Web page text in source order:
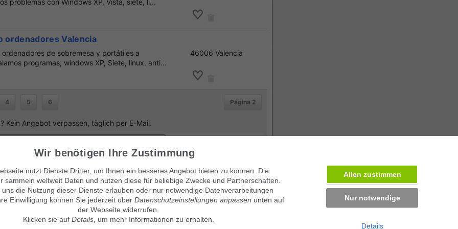
problemas con Windows XP, Vista, siete, li...
ordenadores Valencia
de sobremesa y portátiles a
programas, windows XP, Siete, linux, anti...
46006 Valencia
4 5 6 Página 2
Kein Angebot verpassen, täglich per E-Mail.
!
Wir benötigen Ihre Zustimmung
nutzt Dienste Dritter, um Ihnen ein besseres Angebot bieten zu können. Die
sammeln weltweit Daten und nutzen diese für beliebige Zwecke und Partnerschaften.
uns die Nutzung dieser Dienste erlauben oder nur notwendige Datenverarbeitungen
Einwilligung können Sie jederzeit über Datenschutzeinstellungen anpassen unten auf
der Webseite widerrufen.
Klicken sie auf Details, um mehr Informationen zu erhalten.
Allen zustimmen
Nur notwendige
Details